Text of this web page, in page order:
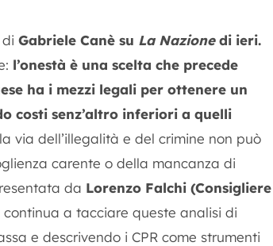
Gabriele Canè su La Nazionedi ieri.
l’onestà è una scelta che precede
ha i mezzi legali per ottenere un
costi senz’altro inferiori a quelli
via dell’illegalità e del crimine non può
carente o della mancanza di
da Lorenzo Falchi (Consigliere
continua a tacciare queste analisi di
e descrivendo i CPR come strumenti